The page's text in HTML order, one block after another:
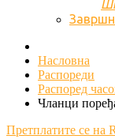
Насловна
Распореди
Распоред
Чланци
Претплатите се на